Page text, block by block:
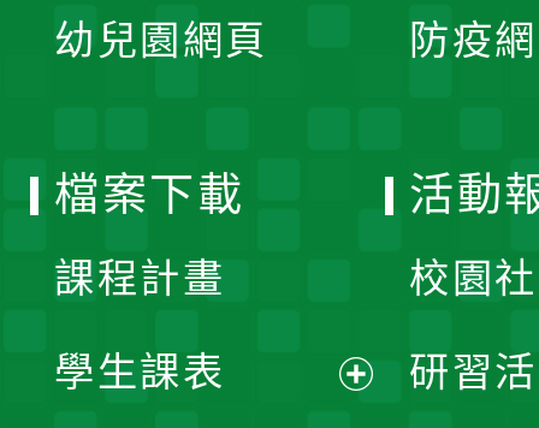
幼兒園網頁 防疫
檔案下載
課程計畫
學生課表
活動
校園
研習